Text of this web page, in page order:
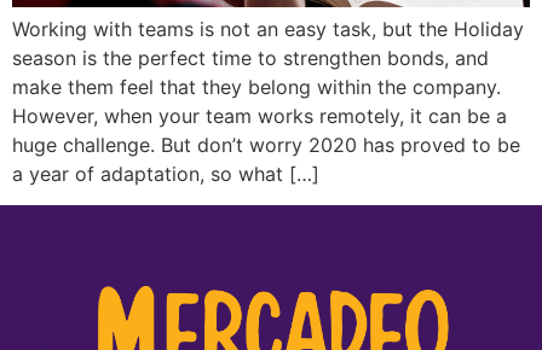
Working with teams is not an easy task, but the Holiday
season is the perfect time to strengthen bonds, and
make them feel that they belong within the company.
However, when your team works remotely, it can be a
huge challenge. But don’t worry 2020 has proved to be
a year of adaptation, so what […]